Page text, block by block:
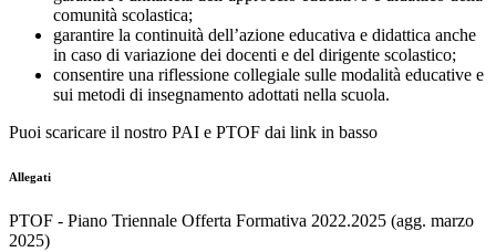
comunità scolastica;
garantire la continuità dell’azione educativa e didattica anche
in caso di variazione dei docenti e del dirigente scolastico;
consentire una riflessione collegiale sulle modalità educative e
sui metodi di insegnamento adottati nella scuola.
Puoi scaricare il nostro PAI e PTOF dai link in basso
Allegati
PTOF - Piano Triennale Offerta Formativa 2022.2025 (agg. marzo
2025)